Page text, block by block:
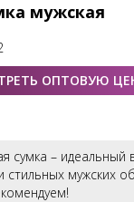
мужская
ОПТОВУЮ
сумка – идеальный
стильных мужских